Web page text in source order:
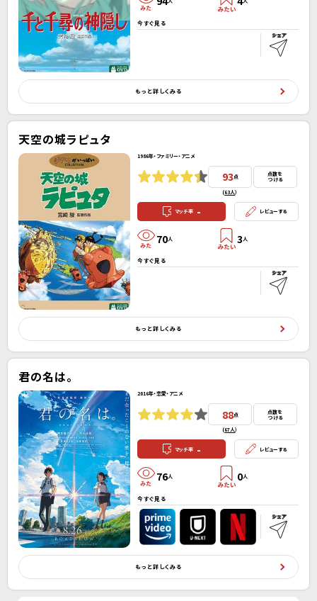
今すぐ見る
もっと詳しくみる
天空の城ラピュタ
1986年・ファミリー・アニメ
93点
(63人）
点数を
つける
マッチ率 - レビューする
70人 3人
今すぐ見る
もっと詳しくみる
君の名は。
2016年・恋愛・アニメ
88点
(67人）
点数を
つける
マッチ率 - レビューする
76人 0人
今すぐ見る
もっと詳しくみる